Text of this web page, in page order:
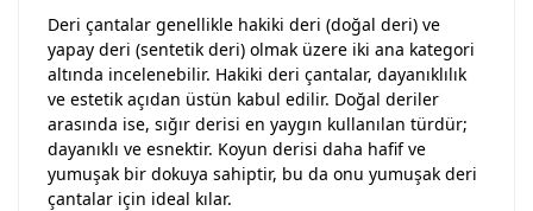
Deri çantalar genellikle hakiki deri (doğal deri) ve
yapay deri (sentetik deri) olmak üzere iki ana kategori
altında incelenebilir. Hakiki deri çantalar, dayanıklılık
ve estetik açıdan üstün kabul edilir. Doğal deriler
arasında ise, sığır derisi en yaygın kullanılan türdür;
dayanıklı ve esnektir. Koyun derisi daha hafif ve
yumuşak bir dokuya sahiptir, bu da onu yumuşak deri
çantalar için ideal kılar.